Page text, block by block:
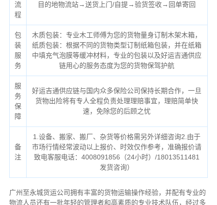
流
程
目的地物流站→送货上门/自提→验货签收→回单寄回
包
装
服
务
木质包装：专业木工师傅为您的货物量身订制木架木箱，
纸质包装：根据不同的货物类型订制纸箱包装，并在纸箱
中填充气泡膜等缓冲材料，专业的包装以及好运吉通供应
链用心的服务态度为您的货物保驾护航
服
务
保
障
好运吉通供应链与国内众多保险公司保持长期合作，一旦
货物出险将有专人全程负责处理理赔事宜，理赔简单快
速，免除您的后顾之忧
备
注
1.设备、搬家、搬厂、杂货等价格需另外详细咨询2.由于
市场行情经常波动以上报价、时效仅作参考，准确报价请
致电客服电话：4008091856（24小时）/18013511481
发货咨询）
广州至永城货运公司拥有丰富的货物运输操作经验，并配有专业的
物流人员还有一批年轻的管理者和高素质的专业技术队伍，经过多